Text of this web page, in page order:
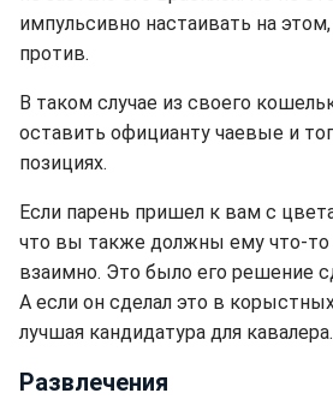
импульсивно настаивать на
против.
В таком случае из своего
оставить официанту чаевые и
позициях.
Если парень пришел к вам с
что вы также должны ему что-то
взаимно. Это было его решение
А если он сделал это в
лучшая кандидатура для кавалера.
Развлечения